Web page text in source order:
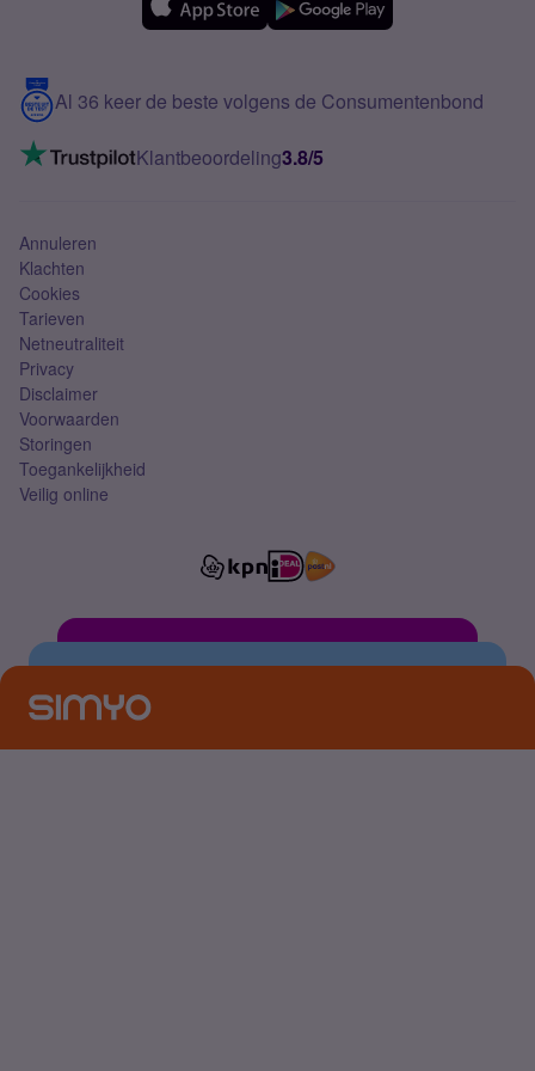
Meerdere nummers
5G internet
Mobiel internet
Mobiel abonnement
Contact
VoLTE 4G bellen
Al 36 keer de beste volgens de Consumentenbond
Klantbeoordeling3.8/5
Annuleren
Klachten
Cookies
Tarieven
Netneutraliteit
Privacy
Disclaimer
Voorwaarden
Storingen
Toegankelijkheid
Veilig online